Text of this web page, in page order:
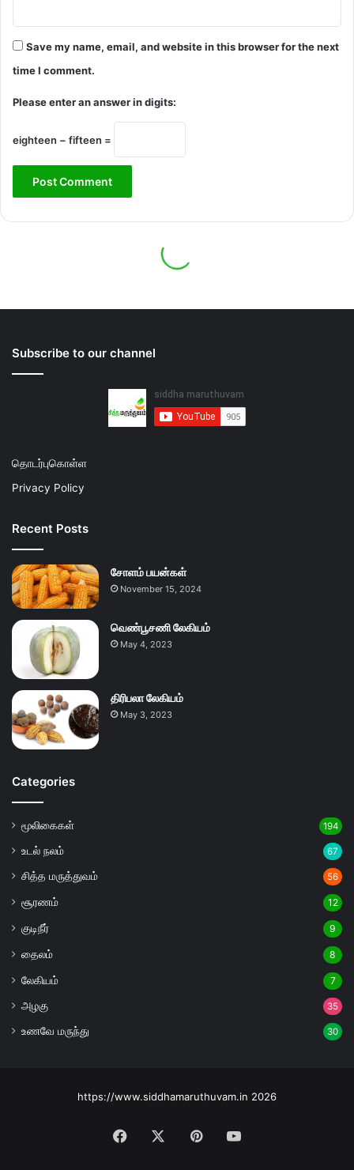
Subscribe to our channel
தொடர்புகொள்ள
Privacy Policy
Recent Posts
சோளம் பயன்கள்
November 15, 2024
வெண்பூசணி லேகியம்
May 4, 2023
திரிபலா லேகியம்
May 3, 2023
Categories
மூலிகைகள் 194
உடல் நலம் 67
சித்த மருத்துவம் 56
சூரணம் 12
குடிநீர் 9
தைலம் 8
லேகியம் 7
அழகு 35
உணவே மருந்து 30
https://www.siddhamaruthuvam.in 2026
Facebook Pinterest